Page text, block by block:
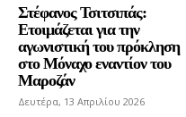
Στέφανος Τσιτσιπάς:
Ετοιμάζεται για την
αγωνιστική του πρόκληση
στο Μόναχο εναντίον του
Μαροζάν
Δευτέρα, 13 Απριλίου 2026